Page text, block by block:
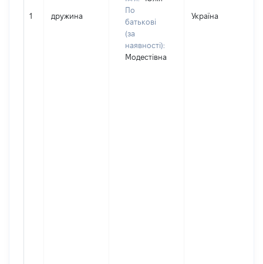
1 дружина
По
батькові
(за
наявності):
Модестівна
Україна